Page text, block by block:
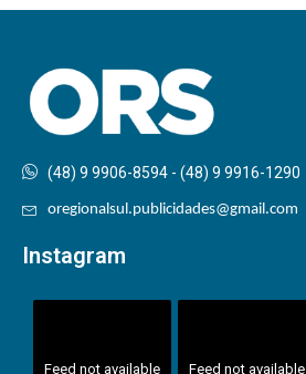
(48) 9 9906-8594 - (48) 9 9916-1290
oregionalsul.publicidades@gmail.com
Instagram
Feed not available Feed not available